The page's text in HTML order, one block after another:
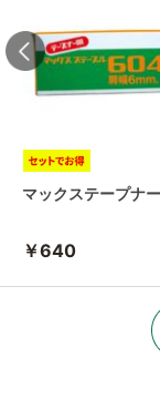
マックステープナ
￥640